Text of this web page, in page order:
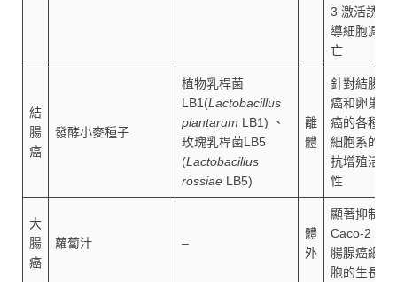
3 激活誘
導細胞凋
亡
結
腸
癌
發酵小麥種子
植物乳桿菌
LB1(Lactobacillus
plantarum LB1) 、
玫瑰乳桿菌LB5
(Lactobacillus
rossiae LB5)
離
體
針對結腸
癌和卵巢
癌的各種
細胞系的
抗增殖活
性
大
腸
癌
蘿蔔汁 –
體
外
顯著抑制
Caco-2 大
腸腺癌細
胞的生長